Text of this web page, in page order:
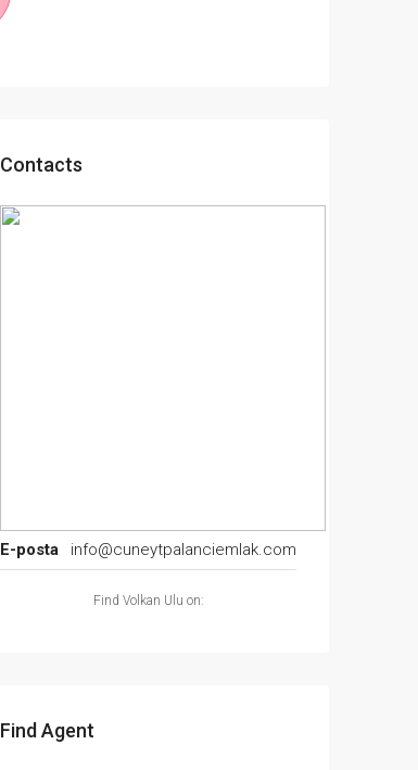
Contacts
E-posta info@cuneytpalanciemlak.com
Find Volkan Ulu on:
Find Agent